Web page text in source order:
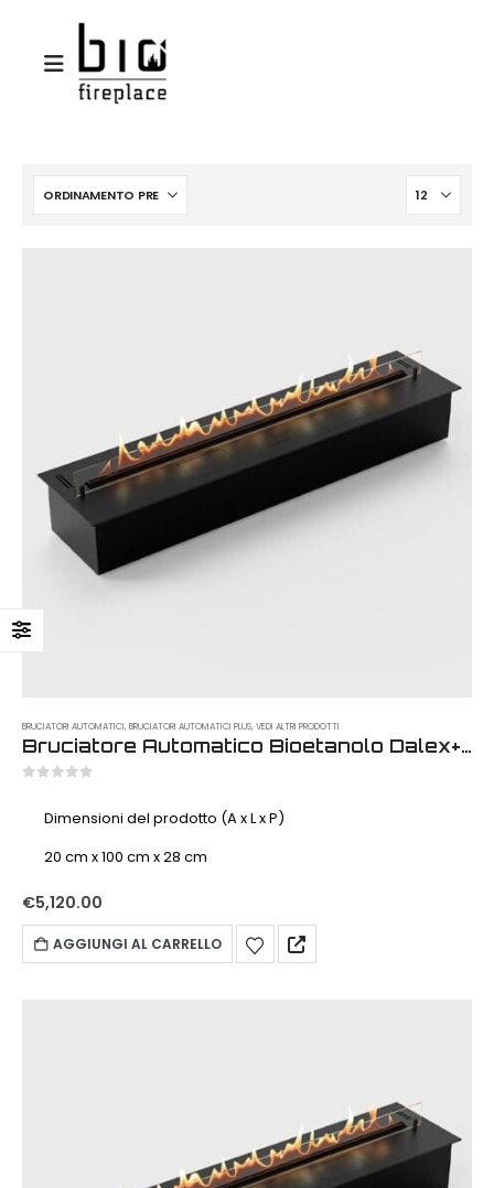
BRUCIATORI AUTOMATICI, BRUCIATORI AUTOMATICI PLUS, VEDI ALTRI PRODOTTI
Bruciatore Automatico Bioetanolo Dalex+ app Plus 1200 mm
Dimensioni del prodotto (A x L x P)
20 cm x 100 cm x 28 cm
€5,120.00
AGGIUNGI AL CARRELLO